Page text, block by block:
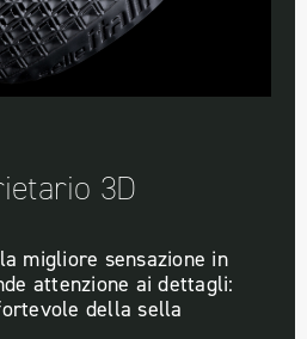
3D
migliore sensazione in
attenzione ai dettagli:
della sella